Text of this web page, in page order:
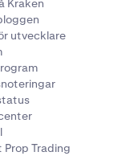
Kraken
utvecklare
Prop Trading